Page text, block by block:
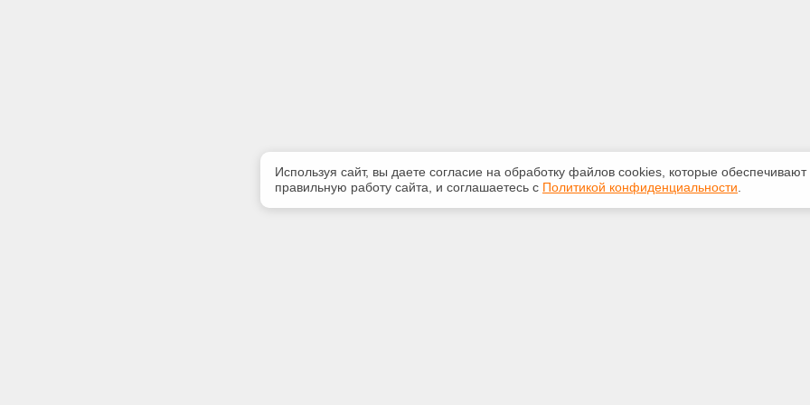
Используя сайт, вы даете согласие на обработку файлов сооkiеs, которые обеспечивают
правильную работу сайта, и соглашаетесь с Политикой конфиденциальности